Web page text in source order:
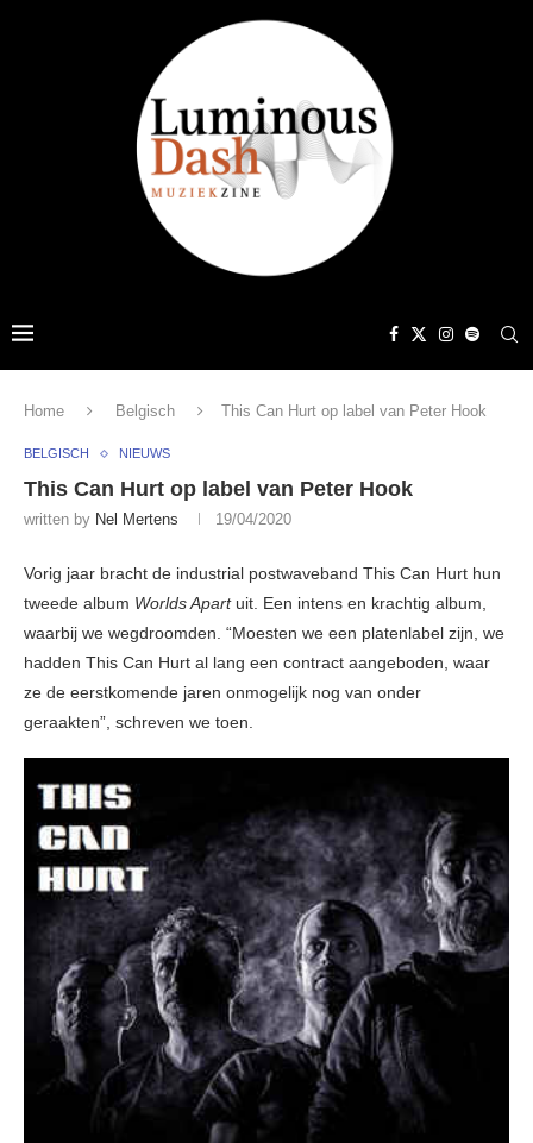
Home Belgisch This Can Hurt op label van Peter Hook
BELGISCH NIEUWS
This Can Hurt op label van Peter Hook
written by Nel Mertens 19/04/2020
Vorig jaar bracht de industrial postwaveband This Can Hurt hun
tweede album Worlds Apart uit. Een intens en krachtig album,
waarbij we wegdroomden. “Moesten we een platenlabel zijn, we
hadden This Can Hurt al lang een contract aangeboden, waar
ze de eerstkomende jaren onmogelijk nog van onder
geraakten”, schreven we toen.